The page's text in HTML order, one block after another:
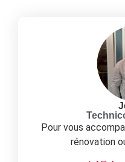
Pour vous
rénovation